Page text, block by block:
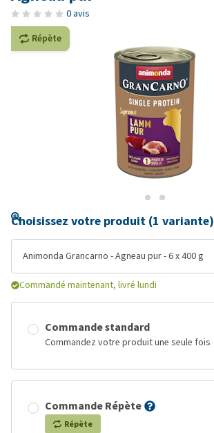
0 avis
Répète
Choisissez votre produit (1 variante)
Animonda Grancarno - Agneau pur - 6 x 400 g
Commandé maintenant, livré lundi
Commande standard
Commandez votre produit une seule fois
Commande Répète
Répète